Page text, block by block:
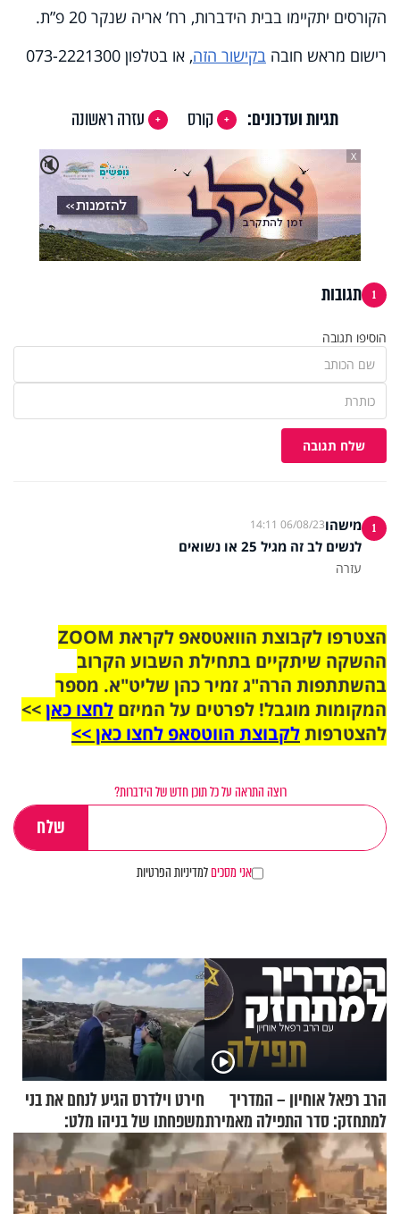
הקורסים יתקיימו בבית הידברות, רח’ אריה שנקר 20 פ”ת.
רישום מראש חובה בקישור הזה, או בטלפון 073-2221300
תגיות ועדכונים: קורס
עזרה ראשונה
🔇
X
1 תגובות
הוסיפו תגובה
שלח תגובה
1 מישהו06/08/23 14:11
לנשים לב זה מגיל 25 או נשואים
עזרה
הצטרפו לקבוצת הוואטסאפ לקראת ZOOM
ההשקה שיתקיים בתחילת השבוע הקרוב
בהשתתפות הרה"ג זמיר כהן שליט"א. מספר
המקומות מוגבל! לפרטים על המיזם לחצו כאן>>
להצטרפותלקבוצת הווטסאפ לחצו כאן >>
רוצה התראה על כל תוכן חדש של הידברות?
אני מסכיםלמדיניות הפרטיות
הרב רפאל אוחיון – המדריך
למתחזק: סדר התפילה מאמירת
הקורבנות ועד קריאת שמע
חירט וילדרס הגיע לנחם את בני
משפחתו של בניהו מלט:
"מיליונים באירופה תומכים
בכם"